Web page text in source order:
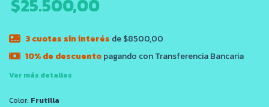
$25.500,00
3cuotas sin interés de $8500,00
10% de descuentopagando con Transferencia Bancaria
Ver más detalles
Color: Frutilla